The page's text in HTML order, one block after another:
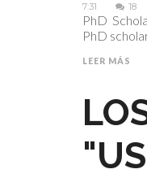
7:31 18
PhD
PhD
LEER MÁS